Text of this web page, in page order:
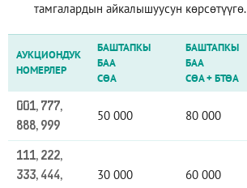
тамгалардын айкалышуусун көрсөтүүгө.
АУКЦИОНДУК
НОМЕРЛЕР
БАШТАПКЫ
БАА
СӨА
БАШТАПКЫ
БАА
СӨА+БТӨА
001, 777,
888, 999
50 000 80 000
111, 222,
333, 444,
30 000 60 000